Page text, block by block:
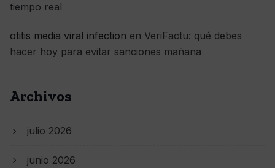
tiempo real
otitis media viral infection en VeriFactu: qué debes
hacer hoy para evitar sanciones mañana
Archivos
julio 2026
junio 2026